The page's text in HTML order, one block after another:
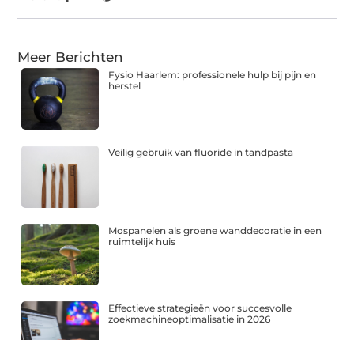
Meer Berichten
Fysio Haarlem: professionele hulp bij pijn en
herstel
Veilig gebruik van fluoride in tandpasta
Mospanelen als groene wanddecoratie in een
ruimtelijk huis
Effectieve strategieën voor succesvolle
zoekmachineoptimalisatie in 2026